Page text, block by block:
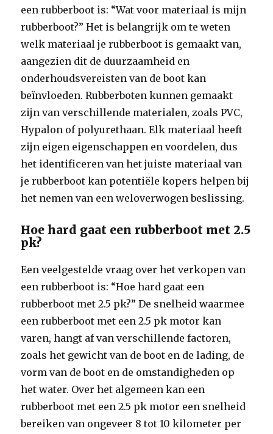
een rubberboot is: “Wat voor materiaal is mijn
rubberboot?” Het is belangrijk om te weten
welk materiaal je rubberboot is gemaakt van,
aangezien dit de duurzaamheid en
onderhoudsvereisten van de boot kan
beïnvloeden. Rubberboten kunnen gemaakt
zijn van verschillende materialen, zoals PVC,
Hypalon of polyurethaan. Elk materiaal heeft
zijn eigen eigenschappen en voordelen, dus
het identificeren van het juiste materiaal van
je rubberboot kan potentiële kopers helpen bij
het nemen van een weloverwogen beslissing.
Hoe hard gaat een rubberboot met 2.5
pk?
Een veelgestelde vraag over het verkopen van
een rubberboot is: “Hoe hard gaat een
rubberboot met 2.5 pk?” De snelheid waarmee
een rubberboot met een 2.5 pk motor kan
varen, hangt af van verschillende factoren,
zoals het gewicht van de boot en de lading, de
vorm van de boot en de omstandigheden op
het water. Over het algemeen kan een
rubberboot met een 2.5 pk motor een snelheid
bereiken van ongeveer 8 tot 10 kilometer per